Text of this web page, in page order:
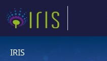
IRIS